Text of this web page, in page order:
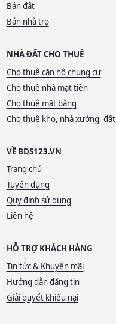
Bán đất
Bán nhà trọ
NHÀ ĐẤT CHO THUÊ
Cho thuê căn hộ chung cư
Cho thuê nhà mặt tiền
Cho thuê mặt bằng
Cho thuê kho, nhà xưởng, đất
VỀ BDS123.VN
Trang chủ
Tuyển dụng
Quy định sử dụng
Liên hệ
HỖ TRỢ KHÁCH HÀNG
Tin tức & Khuyến mãi
Hướng dẫn đăng tin
Giải quyết khiếu nại